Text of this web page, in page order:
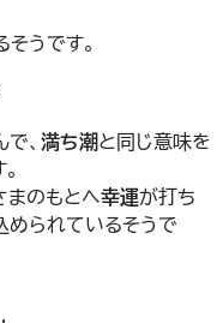
うです。
、 満ち潮と同じ意味を
まのもとへ幸運が打ち
められているそうで